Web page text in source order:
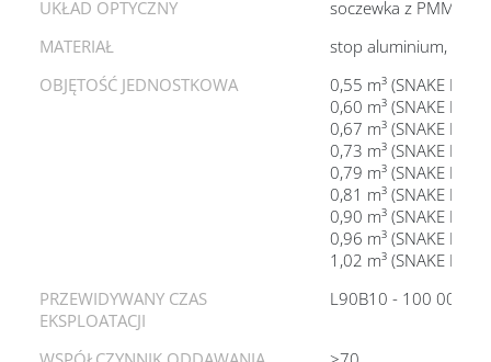
UKŁAD OPTYCZNY
soczewka z PMMA
MATERIAŁ
stop aluminium,
OBJĘTOŚĆ JEDNOSTKOWA
0,55 m³ (SNAKE I
0,60 m³ (SNAKE I
0,67 m³ (SNAKE I
0,73 m³ (SNAKE I
0,79 m³ (SNAKE I
0,81 m³ (SNAKE I
0,90 m³ (SNAKE I
0,96 m³ (SNAKE I
1,02 m³ (SNAKE I
PRZEWIDYWANY CZAS
EKSPLOATACJI
L90B10 - 100 000 h